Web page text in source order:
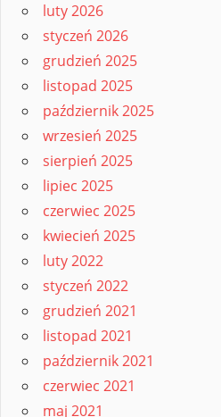
luty 2026
styczeń 2026
grudzień 2025
listopad 2025
październik 2025
wrzesień 2025
sierpień 2025
lipiec 2025
czerwiec 2025
kwiecień 2025
luty 2022
styczeń 2022
grudzień 2021
listopad 2021
październik 2021
czerwiec 2021
maj 2021